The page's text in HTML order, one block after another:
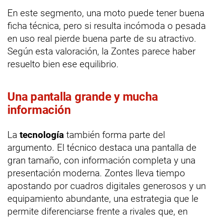
En este segmento, una moto puede tener buena
ficha técnica, pero si resulta incómoda o pesada
en uso real pierde buena parte de su atractivo.
Según esta valoración, la Zontes parece haber
resuelto bien ese equilibrio.
Una pantalla grande y mucha
información
La tecnología también forma parte del
argumento. El técnico destaca una pantalla de
gran tamaño, con información completa y una
presentación moderna. Zontes lleva tiempo
apostando por cuadros digitales generosos y un
equipamiento abundante, una estrategia que le
permite diferenciarse frente a rivales que, en